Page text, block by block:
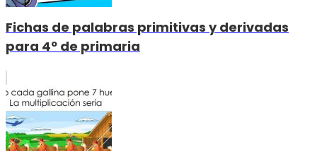
Fichas de palabras primitivas y derivadas
para 4º de primaria